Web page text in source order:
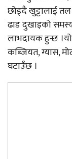
छोड्दै खुट्टालाई
ढाड दुखाइको
लाभदायक हुन्छ
कब्जियत, ग्यास,
घटाउँछ ।